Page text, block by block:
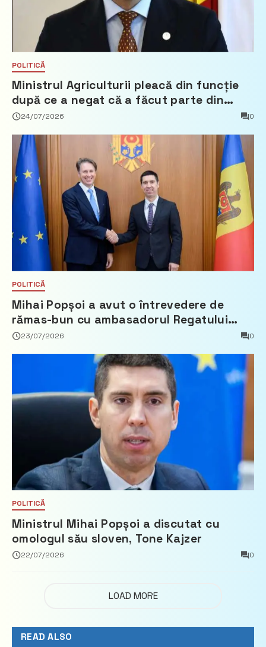
POLITICĂ
Ministrul Agriculturii pleacă din funcție
după ce a negat că a făcut parte din
Partidul Democrat
24/07/2026 0
POLITICĂ
Mihai Popșoi a avut o întrevedere de
rămas-bun cu ambasadorul Regatului
Țărilor de Jos, Fred Duijn
23/07/2026 0
POLITICĂ
Ministrul Mihai Popșoi a discutat cu
omologul său sloven, Tone Kajzer
22/07/2026 0
LOAD MORE
READ ALSO